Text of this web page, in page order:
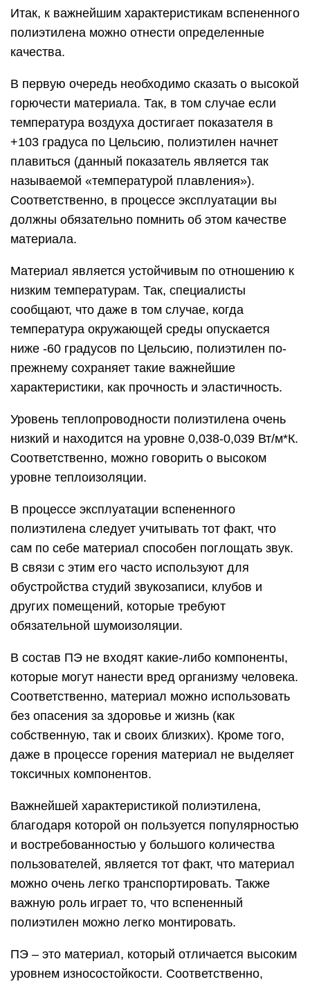
Итак, к важнейшим характеристикам вспененного
полиэтилена можно отнести определенные
качества.
В первую очередь необходимо сказать о высокой
горючести материала. Так, в том случае если
температура воздуха достигает показателя в
+103 градуса по Цельсию, полиэтилен начнет
плавиться (данный показатель является так
называемой «температурой плавления»).
Соответственно, в процессе эксплуатации вы
должны обязательно помнить об этом качестве
материала.
Материал является устойчивым по отношению к
низким температурам. Так, специалисты
сообщают, что даже в том случае, когда
температура окружающей среды опускается
ниже -60 градусов по Цельсию, полиэтилен по-
прежнему сохраняет такие важнейшие
характеристики, как прочность и эластичность.
Уровень теплопроводности полиэтилена очень
низкий и находится на уровне 0,038-0,039 Вт/м*К.
Соответственно, можно говорить о высоком
уровне теплоизоляции.
В процессе эксплуатации вспененного
полиэтилена следует учитывать тот факт, что
сам по себе материал способен поглощать звук.
В связи с этим его часто используют для
обустройства студий звукозаписи, клубов и
других помещений, которые требуют
обязательной шумоизоляции.
В состав ПЭ не входят какие-либо компоненты,
которые могут нанести вред организму человека.
Соответственно, материал можно использовать
без опасения за здоровье и жизнь (как
собственную, так и своих близких). Кроме того,
даже в процессе горения материал не выделяет
токсичных компонентов.
Важнейшей характеристикой полиэтилена,
благодаря которой он пользуется популярностью
и востребованностью у большого количества
пользователей, является тот факт, что материал
можно очень легко транспортировать. Также
важную роль играет то, что вспененный
полиэтилен можно легко монтировать.
ПЭ – это материал, который отличается высоким
уровнем износостойкости. Соответственно,